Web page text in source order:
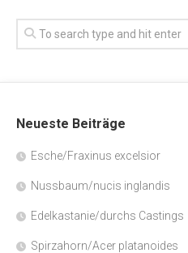
Neueste Beiträge
Esche/Fraxinus excelsior
Nussbaum/nucis inglandis
Edelkastanie/durchs Castings
Spirzahorn/Acer platanoides